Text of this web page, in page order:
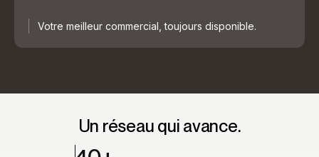
Votre meilleur commercial, toujours disponible.
Un réseau qui avance.